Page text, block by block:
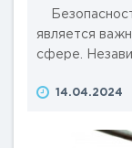
является
сфере.
помещениях
14.04.2024